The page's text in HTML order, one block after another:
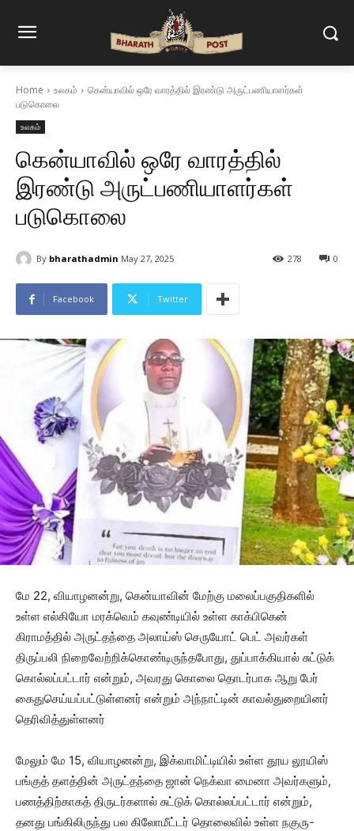
Home உலகம்
கென்யாவில் ஒரே வாரத்தில் இரண்டு அருட்பணியாளர்கள்
படுகொலை
உலகம்
கென்யாவில் ஒரே வாரத்தில்
இரண்டு அருட்பணியாளர்கள்
படுகொலை
By bharathadmin May 27, 2025 0
278
Facebook Twitter
மே 22, வியாழனன்று, கென்யாவின் மேற்கு மலைப்பகுதிகளில்
உள்ள எல்கியோ மரக்வெம் கவுண்டியில் உள்ள காக்பிகென்
கிராமத்தில் அருட்தந்தை அலாய்ஸ் செருயோட் பெட் அவர்கள்
திருப்பலி நிறைவேற்றிக்கொண்டிருந்தபோது, துப்பாக்கியால் சுட்டுக்
கொல்லப்பட்டார் என்றும், அவரது கொலை தொடர்பாக ஆறு பேர்
கைதுசெய்யப்பட்டுள்ளனர் என்றும் அந்நாட்டின் காவல்துறையினர்
தெரிவித்துள்ளனர்
மேலும் மே 15, வியாழனன்று, இக்வாமிட்டியில் உள்ள தூய லூயிஸ்
பங்குத் தளத்தின் அருட்தந்தை ஜான் நெக்வா மைனா அவர்களும்,
பணத்திற்காகத் திருடர்களால் சுட்டுக் கொல்லப்பட்டார் என்றும்,
தனது பங்கிலிருந்து பல கிலோமீட்டர் தொலைவில் உள்ள நகுரு-